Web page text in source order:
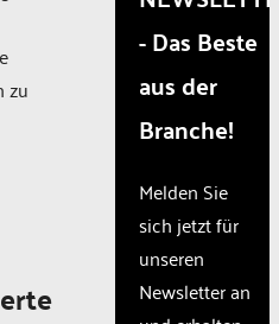
zu
are
not
disclosed
to the
The
owner
needs
to
setup
the
site
- Das Beste
aus der
Branche!
Melden Sie
sich jetzt für
unseren
Newsletter an